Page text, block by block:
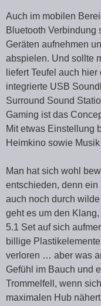
Auch im mobilen
Bluetooth Verbindung
Geräten aufnehmen
abspielen. Und sollte
liefert Teufel auch
integrierte USB
Surround Sound
Gaming ist das
Mit etwas Einstellung
Heimkino sowie
Man hat sich wohl
entschieden, denn
auch noch durch
geht es um den
5.1 Set auf sich
billige
verloren … aber was
Gefühl im Bauch und
Trommelfell, wenn
maximalen Hub